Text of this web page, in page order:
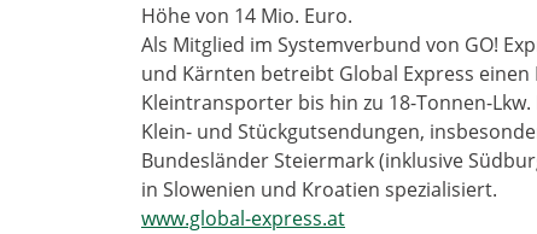
Höhe von 14 Mio. Euro.
Als Mitglied im Systemverbund von GO!
und Kärnten betreibt Global Express
Kleintransporter bis hin zu 18-Tonnen-
Klein- und Stückgutsendungen,
Bundesländer Steiermark (inklusive
in Slowenien und Kroatien spezialisiert.
www.global-express.at